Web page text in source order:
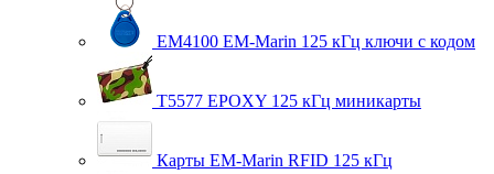
EM4100 EM-Marin 125 кГц ключи с кодом
T5577 EPOXY 125 кГц миникарты
Карты EM-Marin RFID 125 кГц